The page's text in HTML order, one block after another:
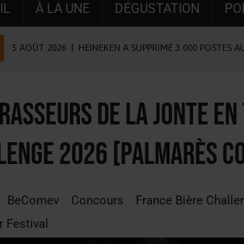
À LA UNE DÉGUSTATION
5 AOÛT 2026 HEINEKEN A SUPPRIMÉ 3 000 POSTES
| DESPERADOS AVENIDA : 3 INNOVATIONS LATINES
LA GÉNÉRATION Z ET LA MODÉRATION
| CONSOMMATION : LA VISION DU GROUPE
2026 | JUIN EN CHR : LA BIÈRE RESTE EN TÊTE,
de la Jonte
2026 [Palmarès
BeComev Concours France Bière
Festival